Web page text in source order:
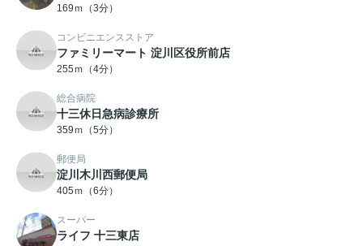
169ｍ（3分）
コンビニエンスストア
ファミリーマート 淀川区役所前店
255ｍ（4分）
総合病院
十三休日急病診療所
359ｍ（5分）
郵便局
淀川木川西郵便局
405ｍ（6分）
スーパー
ライフ 十三東店